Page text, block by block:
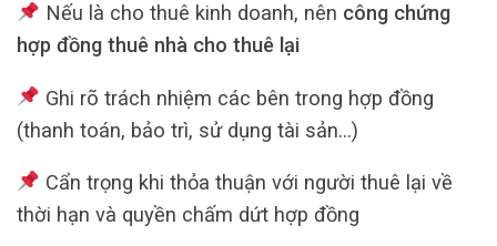
Nếu là cho thuê kinh doanh, nên công chứng
hợp đồng thuê nhà cho thuê lại
Ghi rõ trách nhiệm các bên trong hợp đồng
(thanh toán, bảo trì, sử dụng tài sản…)
Cẩn trọng khi thỏa thuận với người thuê lại về
thời hạn và quyền chấm dứt hợp đồng